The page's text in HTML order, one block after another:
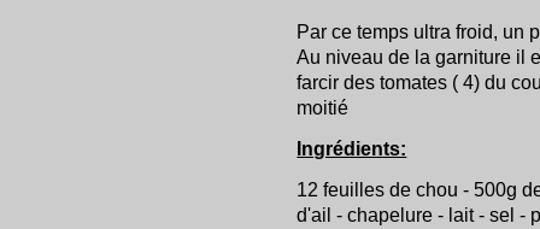
Par ce temps ultra froid, un
Au niveau de la garniture il
farcir des tomates ( 4) du
moitié
Ingrédients:
12 feuilles de chou - 500g
d'ail - chapelure - lait - sel -